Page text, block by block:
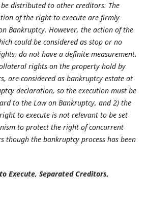
distributed to other creditors. The
of the right to execute are firmly
Bankruptcy. However, the action of the
could be considered as stop or no
do not have a definite measurement.
rights on the property hold by
are considered as bankruptcy estate at
declaration, so the execution must be
to the Law on Bankruptcy, and 2) the
to execute is not relevant to be set
to protect the right of concurrent
though the bankruptcy process has been
Execute, Separated Creditors,